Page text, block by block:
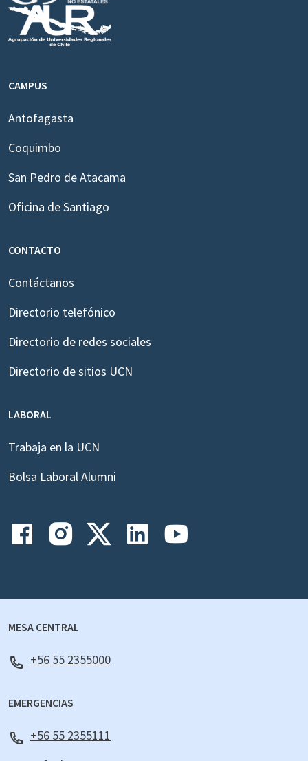
CAMPUS
Antofagasta
Coquimbo
San Pedro de Atacama
Oficina de Santiago
CONTACTO
Contáctanos
Directorio telefónico
Directorio de redes sociales
Directorio de sitios UCN
LABORAL
Trabaja en la UCN
Bolsa Laboral Alumni
MESA CENTRAL
+56 55 2355000
EMERGENCIAS
+56 55 2355111